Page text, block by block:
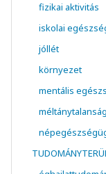
fizikai aktivitás
iskolai
jóllét
környezet
mentális
méltánytalanság